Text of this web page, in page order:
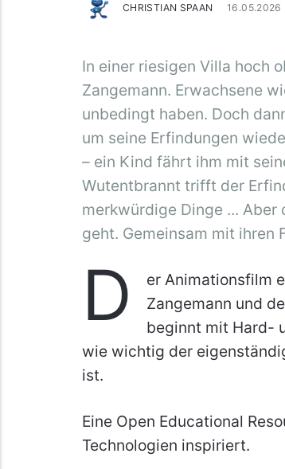
CHRISTIAN SPAAN 16.05.2026
In einer riesigen Villa hoch
Zangemann. Erwachsene
unbedingt haben. Doch
um seine Erfindungen
– ein Kind fährt ihm mit
Wutentbrannt trifft der
merkwürdige Dinge ...
geht. Gemeinsam mit ihren
D
er Animationsfilm
Zangemann und
beginnt mit Hard-
wie wichtig der
ist.
Eine Open Educational
Technologien inspiriert.